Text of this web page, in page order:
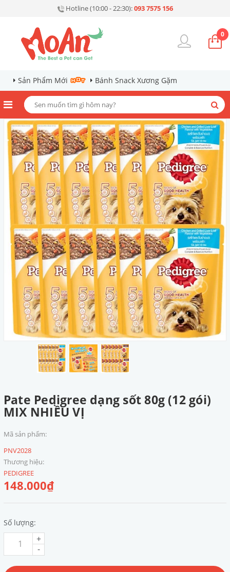
Hotline (10:00 - 22:30):093 7575 156
0
Sản Phẩm Mới Bánh Snack Xương Gặm
Pate Pedigree dạng sốt 80g (12 gói)
MIX NHIỀU VỊ
Mã sản phẩm:
PNV2028
Thương hiệu:
PEDIGREE
148.000₫
Số lượng:
-
+